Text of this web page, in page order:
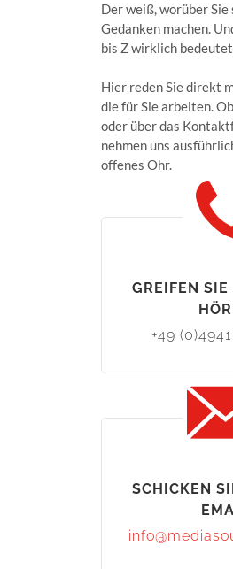
Der weiß, worüber Sie
Gedanken machen.
bis Z wirklich
Hier reden Sie direkt
die für Sie arbeiten.
oder über das
nehmen uns
offenes Ohr.
GREIFEN
+49
SCHICKEN